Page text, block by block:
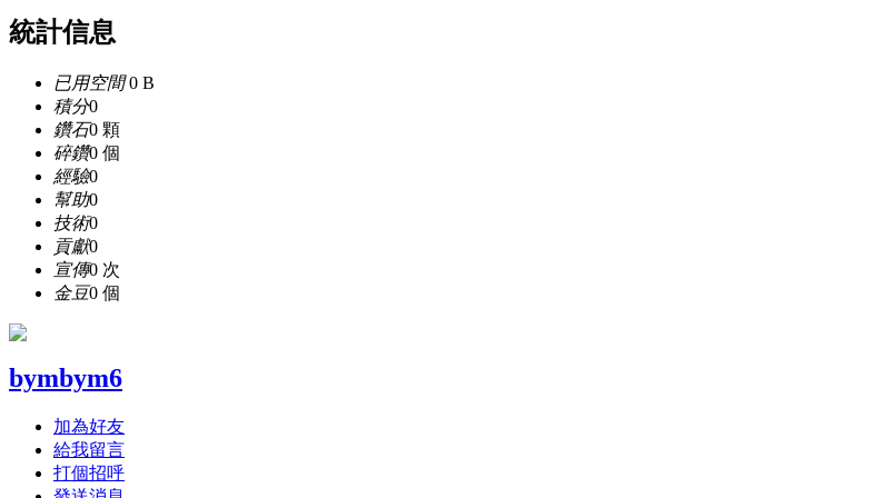
統計信息
已用空間0 B
積分0
鑽石0 顆
碎鑽0 個
經驗0
幫助0
技術0
貢獻0
宣傳0 次
金豆0 個
bymbym6
加為好友
給我留言
打個招呼